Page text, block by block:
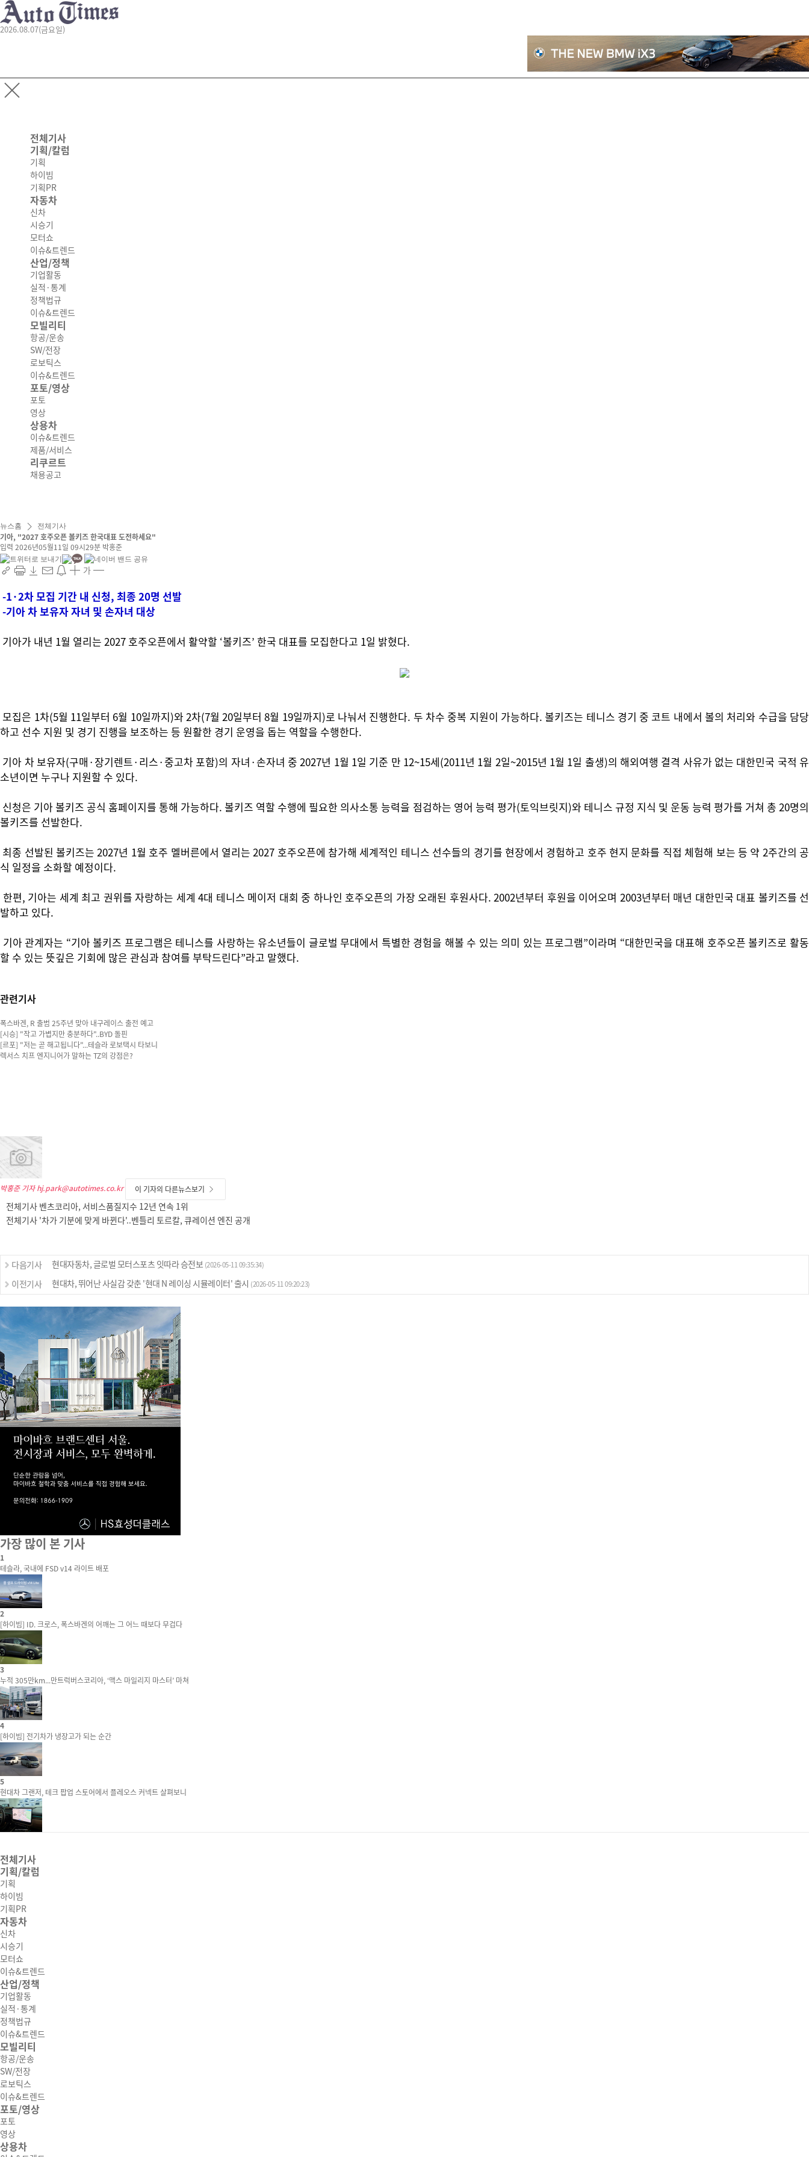
2026.08.07(금요일)
전체기사
기획/칼럼
기획
하이빔
기획PR
자동차
신차
시승기
모터쇼
이슈&트렌드
산업/정책
기업활동
실적·통계
정책법규
이슈&트렌드
모빌리티
항공/운송
SW/전장
로보틱스
이슈&트렌드
포토/영상
포토
영상
상용차
이슈&트렌드
제품/서비스
리쿠르트
채용공고
뉴스홈 전체기사
기아, "2027 호주오픈 볼키즈 한국대표 도전하세요"
입력 2026년05월11일 09시29분 박홍준
가
-1·2차 모집 기간 내 신청, 최종 20명 선발
-기아 차 보유자 자녀 및 손자녀 대상
기아가 내년 1월 열리는 2027 호주오픈에서 활약할 ‘볼키즈’ 한국 대표를 모집한다고 1일 밝혔다.
모집은 1차(5월 11일부터 6월 10일까지)와 2차(7월 20일부터 8월 19일까지)로 나눠서 진행한다. 두 차수 중복 지원이 가능하다. 볼키즈는 테니스 경기 중 코트 내에서 볼의 처리와 수급을 담당
하고 선수 지원 및 경기 진행을 보조하는 등 원활한 경기 운영을 돕는 역할을 수행한다.
기아 차 보유자(구매·장기렌트·리스·중고차 포함)의 자녀·손자녀 중 2027년 1월 1일 기준 만 12~15세(2011년 1월 2일~2015년 1월 1일 출생)의 해외여행 결격 사유가 없는 대한민국 국적 유
소년이면 누구나 지원할 수 있다.
신청은 기아 볼키즈 공식 홈페이지를 통해 가능하다. 볼키즈 역할 수행에 필요한 의사소통 능력을 점검하는 영어 능력 평가(토익브릿지)와 테니스 규정 지식 및 운동 능력 평가를 거쳐 총 20명의
볼키즈를 선발한다.
최종 선발된 볼키즈는 2027년 1월 호주 멜버른에서 열리는 2027 호주오픈에 참가해 세계적인 테니스 선수들의 경기를 현장에서 경험하고 호주 현지 문화를 직접 체험해 보는 등 약 2주간의 공
식 일정을 소화할 예정이다.
한편, 기아는 세계 최고 권위를 자랑하는 세계 4대 테니스 메이저 대회 중 하나인 호주오픈의 가장 오래된 후원사다. 2002년부터 후원을 이어오며 2003년부터 매년 대한민국 대표 볼키즈를 선
발하고 있다.
기아 관계자는 “기아 볼키즈 프로그램은 테니스를 사랑하는 유소년들이 글로벌 무대에서 특별한 경험을 해볼 수 있는 의미 있는 프로그램”이라며 “대한민국을 대표해 호주오픈 볼키즈로 활동
할 수 있는 뜻깊은 기회에 많은 관심과 참여를 부탁드린다”라고 말했다.
관련기사
폭스바겐, R 출범 25주년 맞아 내구레이스 출전 예고
[시승] "작고 가볍지만 충분하다"..BYD 돌핀
[르포] "저는 곧 해고됩니다"...테슬라 로보택시 타보니
렉서스 치프 엔지니어가 말하는 TZ의 강점은?
박홍준 기자 hj.park@autotimes.co.kr 이 기자의 다른뉴스보기
전체기사 벤츠코리아, 서비스품질지수 12년 연속 1위
전체기사 '차가 기분에 맞게 바뀐다'..벤틀리 토르칼, 큐레이션 엔진 공개
다음기사 현대자동차, 글로벌 모터스포츠 잇따라 승전보 (2026-05-11 09:35:34)
이전기사 현대차, 뛰어난 사실감 갖춘 '현대 N 레이싱 시뮬레이터' 출시 (2026-05-11 09:20:23)
가장 많이 본 기사
1
테슬라, 국내에 FSD v14 라이트 배포
2
[하이빔] ID. 크로스, 폭스바겐의 어깨는 그 어느 때보다 무겁다
3
누적 305만km...만트럭버스코리아, ‘맥스 마일리지 마스터’ 마쳐
4
[하이빔] 전기차가 냉장고가 되는 순간
5
현대차 그랜저, 테크 팝업 스토어에서 플레오스 커넥트 살펴보니
전체기사
기획/칼럼
기획
하이빔
기획PR
자동차
신차
시승기
모터쇼
이슈&트렌드
산업/정책
기업활동
실적·통계
정책법규
이슈&트렌드
모빌리티
항공/운송
SW/전장
로보틱스
이슈&트렌드
포토/영상
포토
영상
상용차